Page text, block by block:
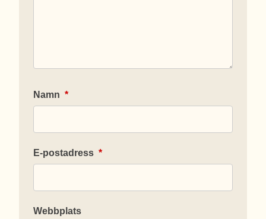
Namn *
E-postadress *
Webbplats